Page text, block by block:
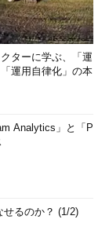
ターに学ぶ、「運
運用自律化」の本
Analytics」と「P
せるのか？ (1/2)